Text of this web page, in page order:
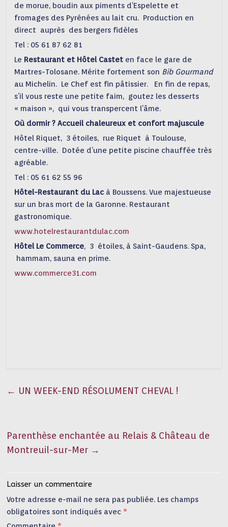
de morue, boudin aux piments d’Espelette et
fromages des Pyrénées au lait cru. Production en
direct auprès des bergers fidèles
Tel : 05 61 87 62 81
Le Restaurant et Hôtel Castet en face le gare de
Martres-Tolosane. Mérite fortement son Bib Gourmand
au Michelin. Le Chef est fin pâtissier. En fin de repas,
s’il vous reste une petite faim, goutez les desserts
« maison », qui vous transpercent l’âme.
Où dormir ? Accueil chaleureux et confort majuscule
Hôtel Riquet, 3 étoiles, rue Riquet à Toulouse,
centre-ville. Dotée d’une petite piscine chauffée très
agréable.
Tel : 05 61 62 55 96
Hôtel-Restaurant du Lac à Boussens. Vue majestueuse
sur un bras mort de la Garonne. Restaurant
gastronomique.
www.hotelrestaurantdulac.com
Hôtel Le Commerce, 3 étoiles, à Saint-Gaudens. Spa,
hammam, sauna en prime.
www.commerce31.com
← UN WEEK-END RÉSOLUMENT CHEVAL !
Parenthèse enchantée au Relais & Château de
Montreuil-sur-Mer →
Laisser un commentaire
Votre adresse e-mail ne sera pas publiée. Les champs
obligatoires sont indiqués avec *